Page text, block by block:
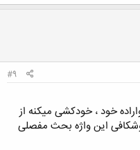
#9
خود ، خودکشی میکنه از
این واژه بحث مفصلی